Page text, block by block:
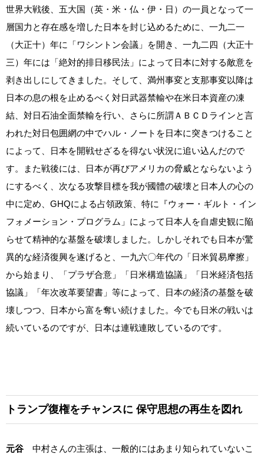
世界大戦後、五大国（英・米・仏・伊・日）の一員となって一
層国力と存在感を増した日本を封じ込めるために、一九二一
（大正十）年に「ワシントン会議」を開き、一九二四（大正十
三）年には「絶対的排日移民法」によって日本に対する敵意を
剥き出しにしてきました。そして、満州事変と支那事変以降は
日本の息の根を止めるべく対日武器禁輸や在米日本資産の凍
結、対日石油全面禁輸を行い、さらに所謂ＡＢＣＤラインと言
われた対日包囲網の中でハル・ノートを日本に突きつけること
によって、日本を開戦せざるを得ない状況に追い込んだので
す。また戦後には、日本が再びアメリカの脅威とならないよう
にするべく、次なる攻撃目標を我が國體の破壊と日本人の心の
中に定め、GHQによる占領政策、特に『ウォー・ギルト・イン
フォメーション・プログラム」によって日本人を自虐史観に陥
らせて精神的な基盤を破壊しました。しかしそれでも日本が驚
異的な経済復興を遂げると、一九六〇年代の「日米貿易摩擦」
から始まり、「プラザ合意」「日米構造協議」「日米経済包括
協議」「年次改革要望書」等によって、日本の経済の基盤を破
壊しつつ、日本から富を奪い続けました。今でも日米の戦いは
続いているのですが、日本は連戦連敗しているのです。
トランプ復権をチャンスに 保守思想の再生を図れ
元谷 中村さんの主張は、一般的にはあまり知られていないこ